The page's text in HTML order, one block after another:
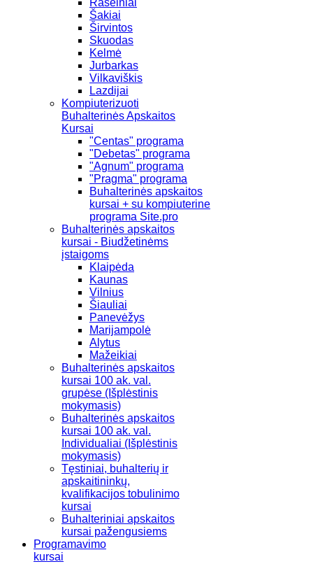
Raseiniai
Šakiai
Širvintos
Skuodas
Kelmė
Jurbarkas
Vilkaviškis
Lazdijai
Kompiuterizuoti
Buhalterinės Apskaitos
Kursai
"Centas" programa
"Debetas" programa
"Agnum" programa
"Pragma" programa
Buhalterinės apskaitos
kursai + su kompiuterine
programa Site.pro
Buhalterinės apskaitos
kursai - Biudžetinėms
įstaigoms
Klaipėda
Kaunas
Vilnius
Šiauliai
Panevėžys
Marijampolė
Alytus
Mažeikiai
Buhalterinės apskaitos
kursai 100 ak. val.
grupėse (Išplėstinis
mokymasis)
Buhalterinės apskaitos
kursai 100 ak. val.
Individualiai (Išplėstinis
mokymasis)
Tęstiniai, buhalterių ir
apskaitininkų,
kvalifikacijos tobulinimo
kursai
Buhalteriniai apskaitos
kursai pažengusiems
Programavimo
kursai